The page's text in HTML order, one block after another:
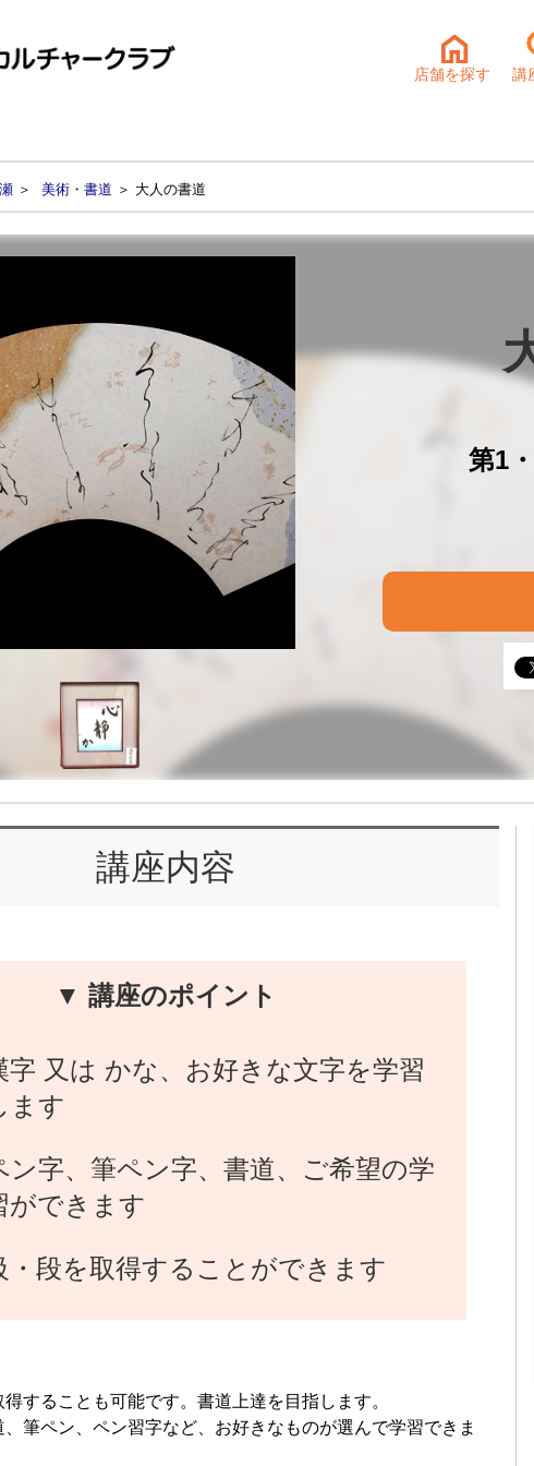
店舗を探す 講
＞ 美術・書道 ＞ 大人の書道
第1
講座内容
▼ 講座のポイント
字 又は かな、お好きな文字を学習
ます
ン字、筆ペン字、書道、ご希望の学
ができます
・段を取得することができます
することも可能です。書道上達を目指します。
筆ペン、ペン習字など、お好きなものが選んで学習できま